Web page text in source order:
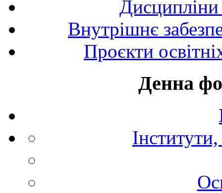
Внутрішнє
Проєкти
Денна